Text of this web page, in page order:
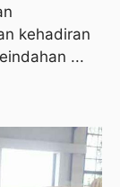
kehadiran
...